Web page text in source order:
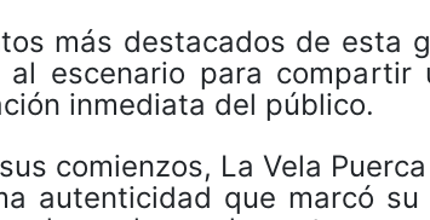
más destacados de esta
al escenario para
inmediata del público.
comienzos, La Vela
autenticidad que marcó